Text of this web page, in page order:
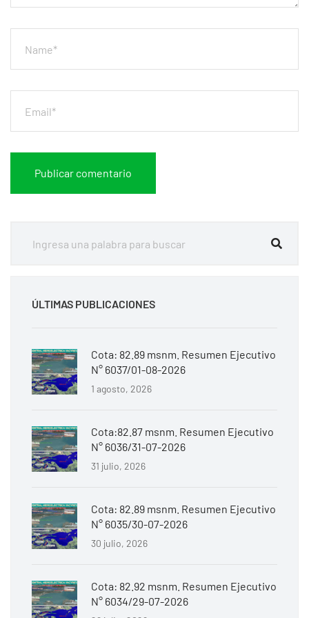
ÚLTIMAS PUBLICACIONES
Cota: 82.89 msnm. Resumen Ejecutivo
N° 6037/01-08-2026
1 agosto, 2026
Cota:82.87 msnm. Resumen Ejecutivo
N° 6036/31-07-2026
31 julio, 2026
Cota: 82.89 msnm. Resumen Ejecutivo
N° 6035/30-07-2026
30 julio, 2026
Cota: 82.92 msnm. Resumen Ejecutivo
N° 6034/29-07-2026